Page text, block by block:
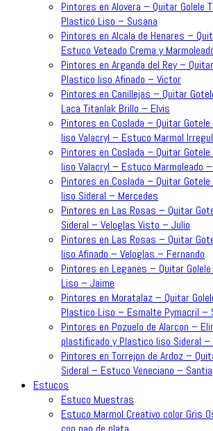
Pintores en Alovera – Quitar Golele
Plastico Liso – Susana
Pintores en Alcala de Henares –
Estuco Veteado Crema y
Pintores en Arganda del Rey –
Plastico liso Afinado – Victor
Pintores en Canillejas – Quitar
Laca Titanlak Brillo – Elvis
Pintores en Coslada – Quitar
liso Valacryl – Estuco Marmol
Pintores en Coslada – Quitar
liso Valacryl – Estuco Marmoleado –
Pintores en Coslada – Quitar
liso Sideral – Mercedes
Pintores en Las Rosas – Quitar
Sideral – Veloglas Visto – Julio
Pintores en Las Rosas – Quitar
liso Afinado – Veloglas – Fernando
Pintores en Leganes – Quitar
Liso – Jaime
Pintores en Moratalaz – Quitar
Plastico Liso – Esmalte Pymacril –
Pintores en Pozuelo de Alarcon –
plastificado y Plastico liso Sideral –
Pintores en Torrejon de Ardoz –
Sideral – Estuco Veneciano –
Estucos
Estuco Muestras
Estuco Marmol Creativo color Gris